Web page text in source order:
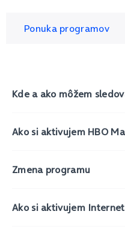
Ponuka programov
Kde a ako môžem
Ako si aktivujem HBO
Zmena programu
Ako si aktivujem